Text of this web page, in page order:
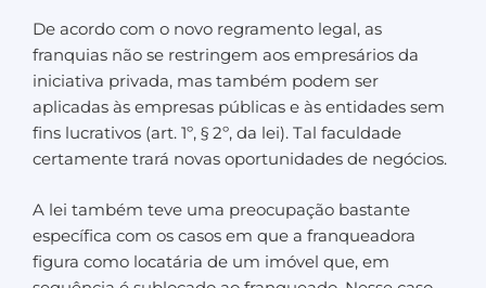
De acordo com o novo regramento legal, as
franquias não se restringem aos empresários da
iniciativa privada, mas também podem ser
aplicadas às empresas públicas e às entidades sem
fins lucrativos (art. 1º, § 2º, da lei). Tal faculdade
certamente trará novas oportunidades de negócios.
A lei também teve uma preocupação bastante
específica com os casos em que a franqueadora
figura como locatária de um imóvel que, em